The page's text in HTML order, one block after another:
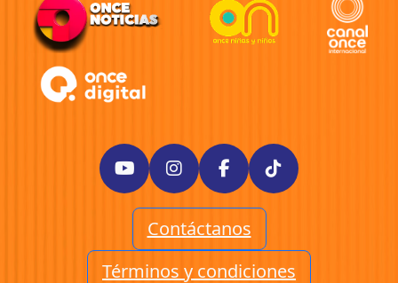
Contáctanos
Términos y condiciones